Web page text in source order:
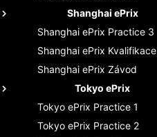
Shanghai ePrix
Shanghai ePrix Practice 3
Shanghai ePrix Kvalifikace
Shanghai ePrix Závod
Tokyo ePrix
Tokyo ePrix Practice 1
Tokyo ePrix Practice 2